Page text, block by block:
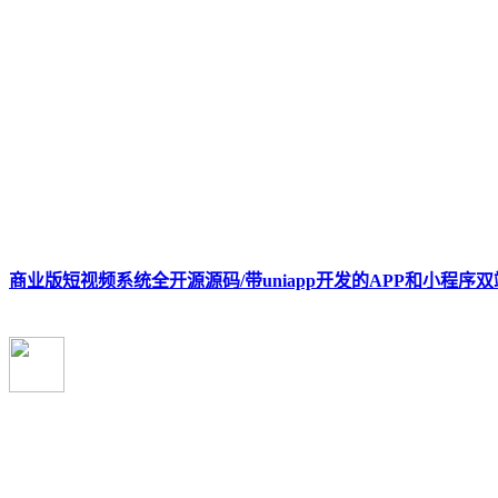
商业版短视频系统全开源源码/带uniapp开发的APP和小程序双